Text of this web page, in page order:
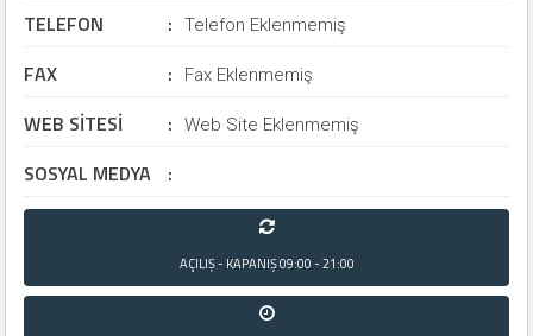
TELEFON : Telefon Eklenmemiş
FAX : Fax Eklenmemiş
WEB SİTESİ : Web Site Eklenmemiş
SOSYAL MEDYA :
AÇILIŞ - KAPANIŞ09:00 - 21:00